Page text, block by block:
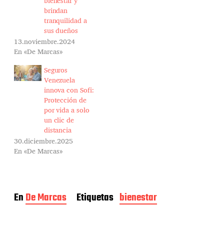
brindan
tranquilidad a
sus dueños
13.noviembre.2024
En «De Marcas»
Seguros
Venezuela
innova con Sofi:
Protección de
por vida a solo
un clic de
distancia
30.diciembre.2025
En «De Marcas»
EnDe Marcas Etiquetas bienestar